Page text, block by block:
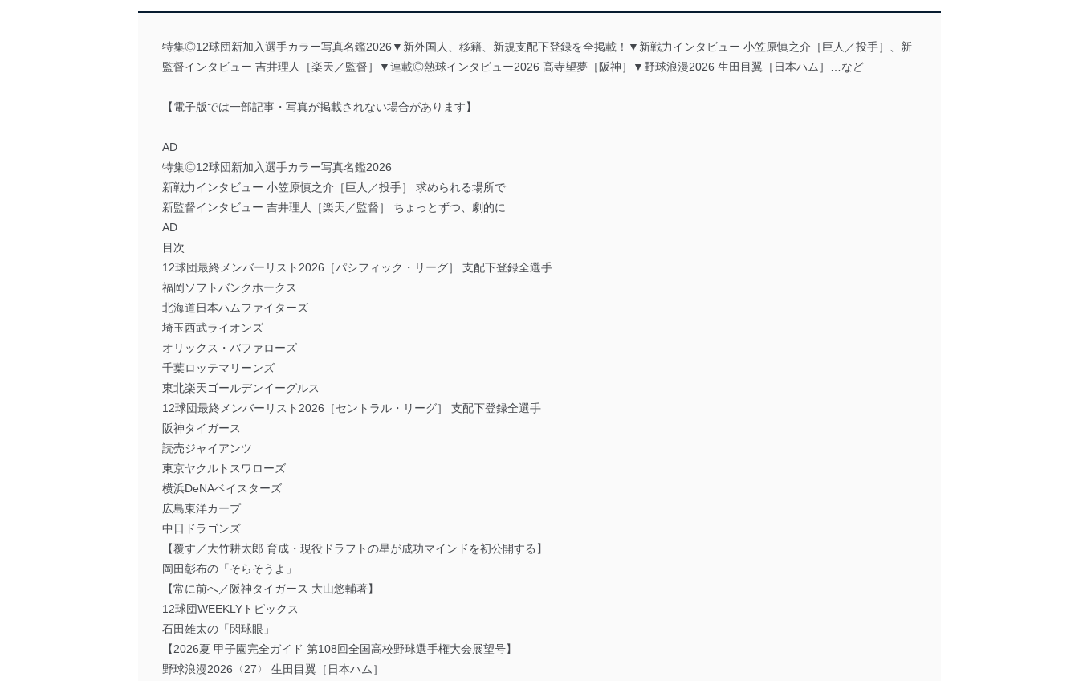
特集◎12球団新加入選手カラー写真名鑑2026▼新外国人、移籍、新規支配下登録を全掲載！▼新戦力インタビュー 小笠原慎之介［巨人／投手］、新
監督インタビュー 吉井理人［楽天／監督］▼連載◎熱球インタビュー2026 高寺望夢［阪神］▼野球浪漫2026 生田目翼［日本ハム］…など
【電子版では一部記事・写真が掲載されない場合があります】
AD
特集◎12球団新加入選手カラー写真名鑑2026
新戦力インタビュー 小笠原慎之介［巨人／投手］ 求められる場所で
新監督インタビュー 吉井理人［楽天／監督］ ちょっとずつ、劇的に
AD
目次
12球団最終メンバーリスト2026［パシフィック・リーグ］ 支配下登録全選手
福岡ソフトバンクホークス
北海道日本ハムファイターズ
埼玉西武ライオンズ
オリックス・バファローズ
千葉ロッテマリーンズ
東北楽天ゴールデンイーグルス
12球団最終メンバーリスト2026［セントラル・リーグ］ 支配下登録全選手
阪神タイガース
読売ジャイアンツ
東京ヤクルトスワローズ
横浜DeNAベイスターズ
広島東洋カープ
中日ドラゴンズ
【覆す／大竹耕太郎 育成・現役ドラフトの星が成功マインドを初公開する】
岡田彰布の「そらそうよ」
【常に前へ／阪神タイガース 大山悠輔著】
12球団WEEKLYトピックス
石田雄太の「閃球眼」
【2026夏 甲子園完全ガイド 第108回全国高校野球選手権大会展望号】
野球浪漫2026〈27〉 生田目翼［日本ハム］